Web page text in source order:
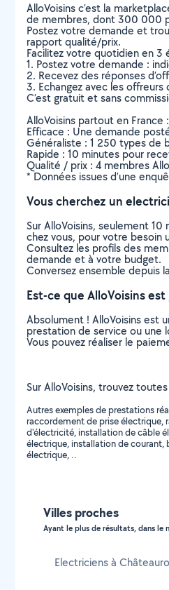
AlloVoisins c’est la
de membres, dont 300 000
Postez votre demande et
rapport qualité/prix.
Facilitez votre quotidien en 3
1. Postez votre demande :
2. Recevez des réponses
3. Echangez avec les
C’est gratuit et sans
AlloVoisins partout en
Efficace : Une demande
Généraliste : 1 250 types de
Rapide : 10 minutes pour
Qualité / prix : 4 membres
* Données issues d’une
Vous cherchez un
Sur AlloVoisins, seulement
chez vous, pour votre besoin
Consultez les profils des
demande et à votre budget.
Conversez ensemble depuis
Est-ce que AlloVoisins
Absolument ! AlloVoisins est
prestation de service ou une
Vous pouvez réaliser le
Sur AlloVoisins, trouvez
Autres exemples de prestations
raccordement de prise
d'électricité, installation de câble
électrique, installation de
électrique, ..
Villes proches
Ayant le plus de résultats, dans le
Electriciens à